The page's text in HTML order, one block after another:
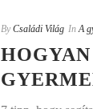
By Családi Világ In A